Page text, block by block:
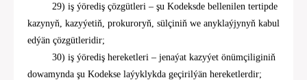
29) iş ýörediş çözgütleri – şu Kodeksde bellenilen tertipde
kazynyň, kazyýetiň, prokuroryň, sülçiniň we anyklaýjynyň kabul
edýän çözgütleridir;
30) iş ýörediş hereketleri – jenaýat kazyýet önümçiliginiň
dowamynda şu Kodekse laýyklykda geçirilýän hereketlerdir;